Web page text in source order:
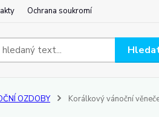
Ochrana soukromí
OZDOBY Korálkový vánoční